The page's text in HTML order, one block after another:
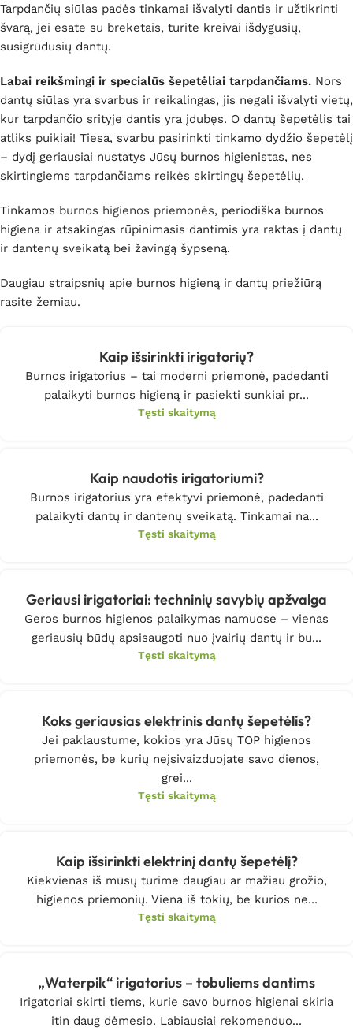
Tarpdančių siūlas padės tinkamai išvalyti dantis ir užtikrinti
švarą, jei esate su breketais, turite kreivai išdygusių,
susigrūdusių dantų.
Labai reikšmingi ir specialūs šepetėliai tarpdančiams. Nors
dantų siūlas yra svarbus ir reikalingas, jis negali išvalyti vietų,
kur tarpdančio srityje dantis yra įdubęs. O dantų šepetėlis tai
atliks puikiai! Tiesa, svarbu pasirinkti tinkamo dydžio šepetėlį
– dydį geriausiai nustatys Jūsų burnos higienistas, nes
skirtingiems tarpdančiams reikės skirtingų šepetėlių.
Tinkamos burnos higienos priemonės, periodiška burnos
higiena ir atsakingas rūpinimasis dantimis yra raktas į dantų
ir dantenų sveikatą bei žavingą šypseną.
Daugiau straipsnių apie burnos higieną ir dantų priežiūrą
rasite žemiau.
Kaip išsirinkti irigatorių?
Burnos irigatorius – tai moderni priemonė, padedanti
palaikyti burnos higieną ir pasiekti sunkiai pr...
Tęsti skaitymą
Kaip naudotis irigatoriumi?
Burnos irigatorius yra efektyvi priemonė, padedanti
palaikyti dantų ir dantenų sveikatą. Tinkamai na...
Tęsti skaitymą
Geriausi irigatoriai: techninių savybių apžvalga
Geros burnos higienos palaikymas namuose – vienas
geriausių būdų apsisaugoti nuo įvairių dantų ir bu...
Tęsti skaitymą
Koks geriausias elektrinis dantų šepetėlis?
Jei paklaustume, kokios yra Jūsų TOP higienos
priemonės, be kurių neįsivaizduojate savo dienos,
grei...
Tęsti skaitymą
Kaip išsirinkti elektrinį dantų šepetėlį?
Kiekvienas iš mūsų turime daugiau ar mažiau grožio,
higienos priemonių. Viena iš tokių, be kurios ne...
Tęsti skaitymą
„Waterpik“ irigatorius – tobuliems dantims
Irigatoriai skirti tiems, kurie savo burnos higienai skiria
itin daug dėmesio. Labiausiai rekomenduo...